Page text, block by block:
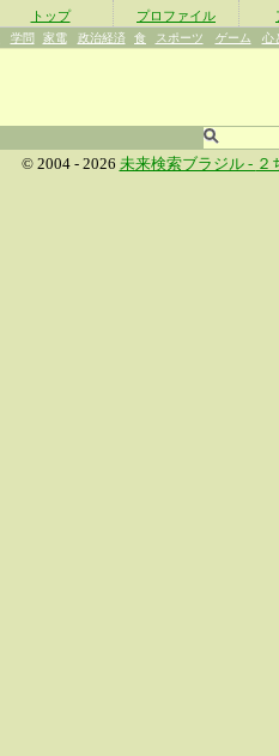
トップ プロファイル
学問 家電 政治経済 食 スポーツ ゲーム 心
© 2004 - 2026 未来検索ブラジル - ２